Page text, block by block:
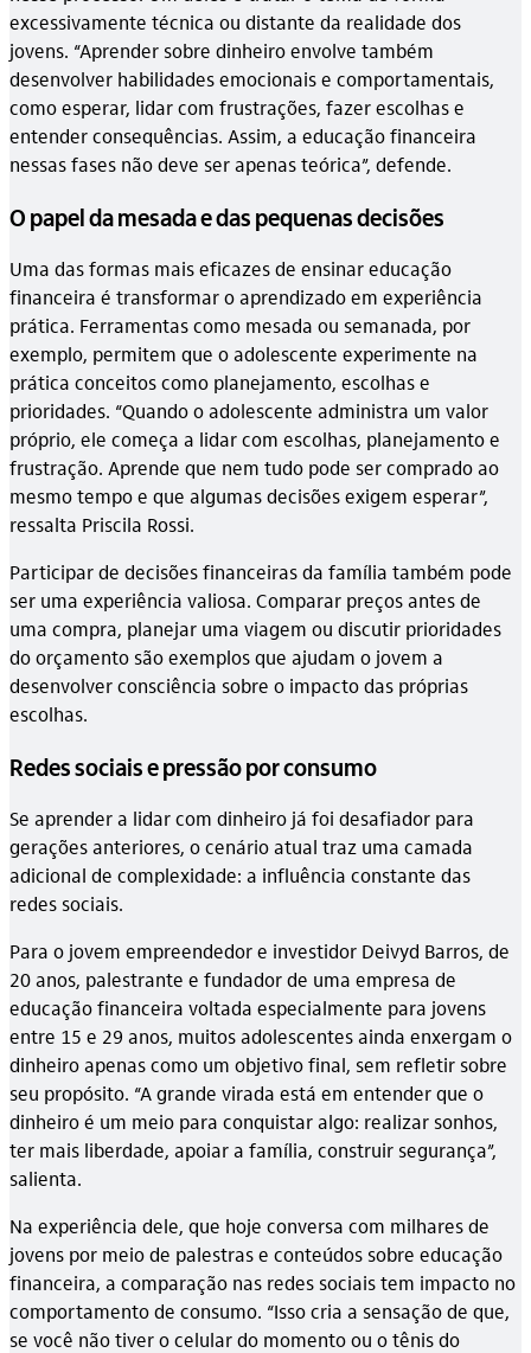
excessivamente técnica ou distante da realidade dos
jovens. “Aprender sobre dinheiro envolve também
desenvolver habilidades emocionais e comportamentais,
como esperar, lidar com frustrações, fazer escolhas e
entender consequências. Assim, a educação financeira
nessas fases não deve ser apenas teórica”, defende.
O papel da mesada e das pequenas decisões
Uma das formas mais eficazes de ensinar educação
financeira é transformar o aprendizado em experiência
prática. Ferramentas como mesada ou semanada, por
exemplo, permitem que o adolescente experimente na
prática conceitos como planejamento, escolhas e
prioridades. “Quando o adolescente administra um valor
próprio, ele começa a lidar com escolhas, planejamento e
frustração. Aprende que nem tudo pode ser comprado ao
mesmo tempo e que algumas decisões exigem esperar”,
ressalta Priscila Rossi.
Participar de decisões financeiras da família também pode
ser uma experiência valiosa. Comparar preços antes de
uma compra, planejar uma viagem ou discutir prioridades
do orçamento são exemplos que ajudam o jovem a
desenvolver consciência sobre o impacto das próprias
escolhas.
Redes sociais e pressão por consumo
Se aprender a lidar com dinheiro já foi desafiador para
gerações anteriores, o cenário atual traz uma camada
adicional de complexidade: a influência constante das
redes sociais.
Para o jovem empreendedor e investidor Deivyd Barros, de
20 anos, palestrante e fundador de uma empresa de
educação financeira voltada especialmente para jovens
entre 15 e 29 anos, muitos adolescentes ainda enxergam o
dinheiro apenas como um objetivo final, sem refletir sobre
seu propósito. “A grande virada está em entender que o
dinheiro é um meio para conquistar algo: realizar sonhos,
ter mais liberdade, apoiar a família, construir segurança”,
salienta.
Na experiência dele, que hoje conversa com milhares de
jovens por meio de palestras e conteúdos sobre educação
financeira, a comparação nas redes sociais tem impacto no
comportamento de consumo. “Isso cria a sensação de que,
se você não tiver o celular do momento ou o tênis do